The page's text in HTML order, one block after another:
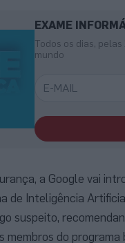
EXAME
Todos os dias,
mundo
a Google vai
de Inteligência
suspeito,
membros do